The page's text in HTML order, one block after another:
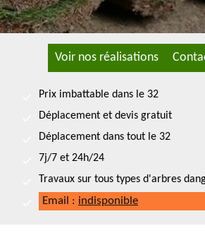
Voir nos réalisations
Prix imbattable dans le 32
Déplacement et devis gratuit
Déplacement dans tout le 32
7j/7 et 24h/24
Travaux sur tous types d'arbres
Email : indisponible